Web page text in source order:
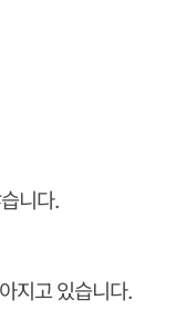
니다.
지고 있습니다.